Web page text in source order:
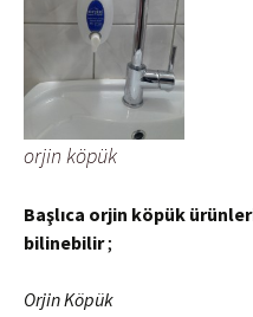
orjin köpük
Başlıca orjin köpük
bilinebilir;
Orjin Köpük